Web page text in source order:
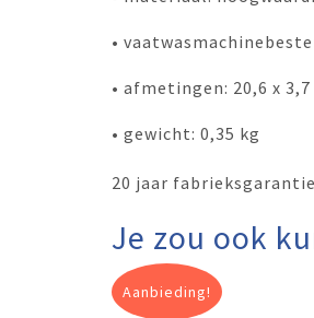
•
• afmetingen: 20,6 x 3,7
• gewicht: 0,35 kg
20 jaar fabrieksgarantie
Je zou ook
Aanbieding!